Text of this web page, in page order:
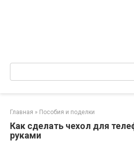
Поиск:
Главная » Пособия и поделки
Как сделать чехол для
руками